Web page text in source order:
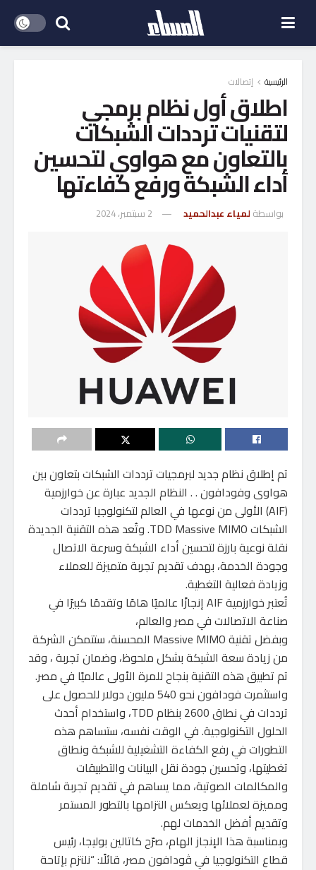
الرئيسية إتصالات
اطلاق أول نظام برمجي
لتقنيات ترددات الشبكات
بالتعاون مع هواوي لتحسين
أداء الشبكة ورفع كفاءتها
بواسطة لمياء عبدالحميد 2 سبتمبر، 2024
تم إطلاق نظام جديد لبرمجيات ترددات الشبكات بتعاون بين
هواوى وفودافون . . النظام الجديد عبارة عن خوارزمية
(AIF) الأولى من نوعها في العالم لتكنولوجيا ترددات
الشبكات TDD Massive MIMO. وتُعد هذه التقنية الجديدة
نقلة نوعية بارزة لتحسين أداء الشبكة وسرعة الاتصال
وجودة الخدمة، بهدف تقديم تجربة متميزة للعملاء
وزيادة فعالية التغطية.
تُعتبر خوارزمية AIF إنجازًا عالميًا هامًا وتقدمًا كبيرًا في
صناعة الاتصالات في مصر والعالم،
وبفضل تقنية Massive MIMO المحسنة، ستتمكن الشركة
من زيادة سعة الشبكة بشكل ملحوظ، وضمان تجربة ، وقد
تم تطبيق هذه التقنية بنجاح للمرة الأولى عالميًا في مصر.
واستثمرت فودافون نحو 540 مليون دولار للحصول على
ترددات في نطاق 2600 بنظام TDD، واستخدام أحدث
الحلول التكنولوجية. في الوقت نفسه، ستساهم هذه
التطورات في رفع الكفاءة التشغيلية للشبكة ونطاق
تغطيتها، وتحسين جودة نقل البيانات والتطبيقات
والمكالمات الصوتية، مما يساهم في تقديم تجربة شاملة
ومميزة لعملائها ويعكس التزامها بالتطور المستمر
وتقديم أفضل الخدمات لهم.
وبمناسبة هذا الإنجاز الهام، صرّح كاتالين بوليجا، رئيس
قطاع التكنولوجيا في ڤودافون مصر، قائلًا: “نلتزم بإتاحة